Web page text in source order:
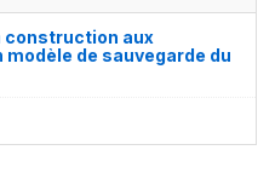
construction aux
de sauvegarde du